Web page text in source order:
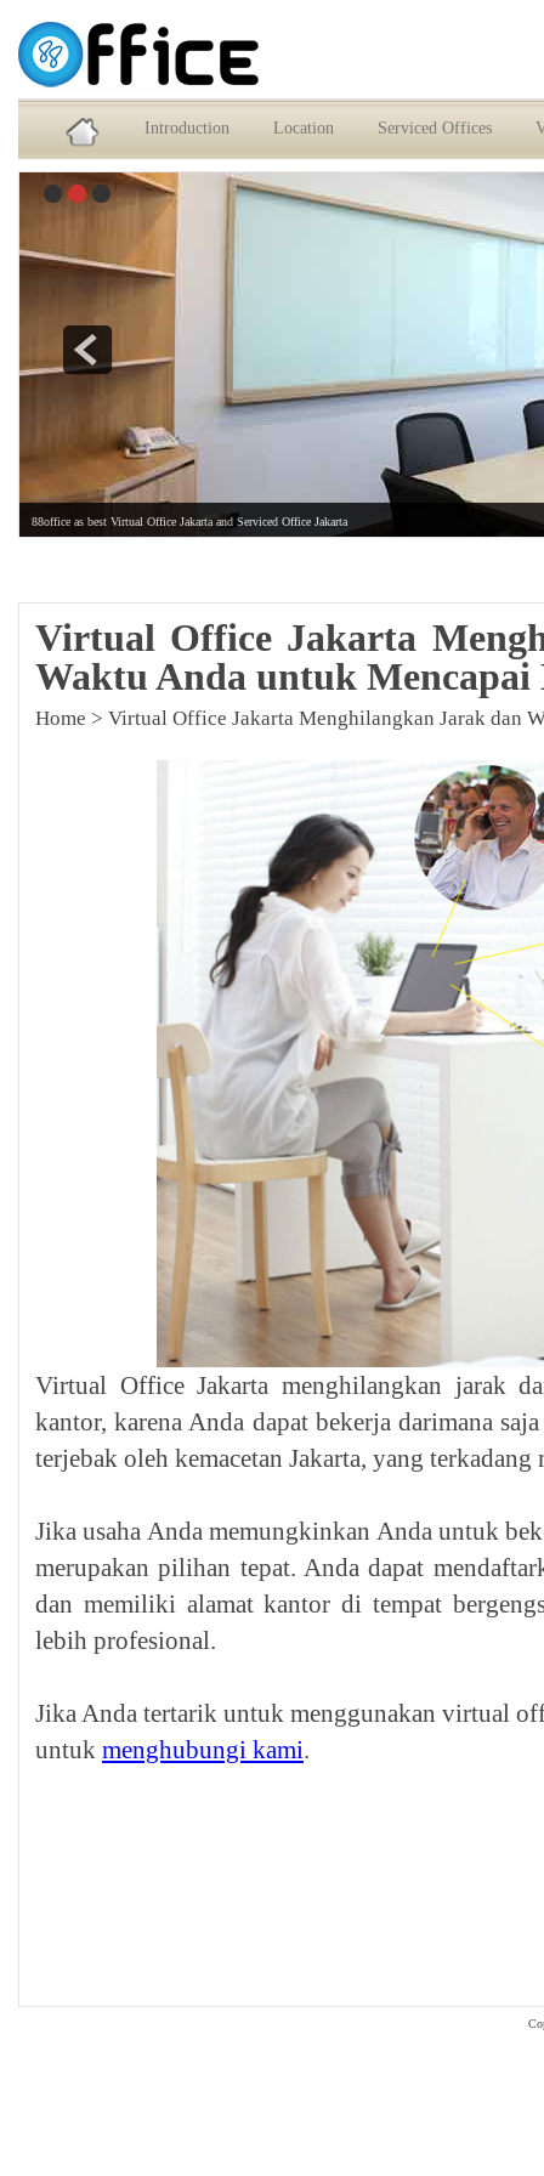
Service Office dan Virtual Office Jakarta Selatan
Introduction Location Serviced Offices
88office as best Virtual Office Jakarta and Serviced Office Jakarta
Virtual Office Jakarta
Waktu Anda untuk
Home > Virtual Office Jakarta Menghilangkan Jarak dan
Virtual Office Jakarta menghilangkan jarak
kantor, karena Anda dapat bekerja darimana
terjebak oleh kemacetan Jakarta, yang
Jika usaha Anda memungkinkan Anda untuk
merupakan pilihan tepat. Anda dapat
dan memiliki alamat kantor di tempat
lebih profesional.
Jika Anda tertarik untuk menggunakan virtual
untuk menghubungi kami.